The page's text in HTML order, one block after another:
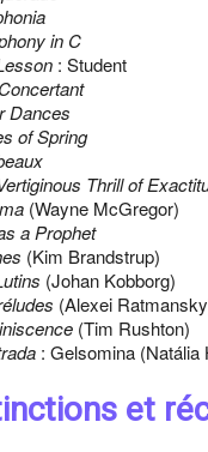
in C
: Student
Dances
of Spring
Thrill of
(Wayne McGregor)
a Prophet
(Kim Brandstrup)
(Johan Kobborg)
(Alexei
(Tim Rushton)
: Gelsomina (Natália
et